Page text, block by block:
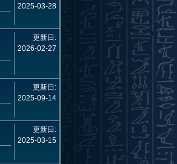
2025-03-28
更新日:
2026-02-27
更新日:
2025-09-14
更新日:
2025-03-15